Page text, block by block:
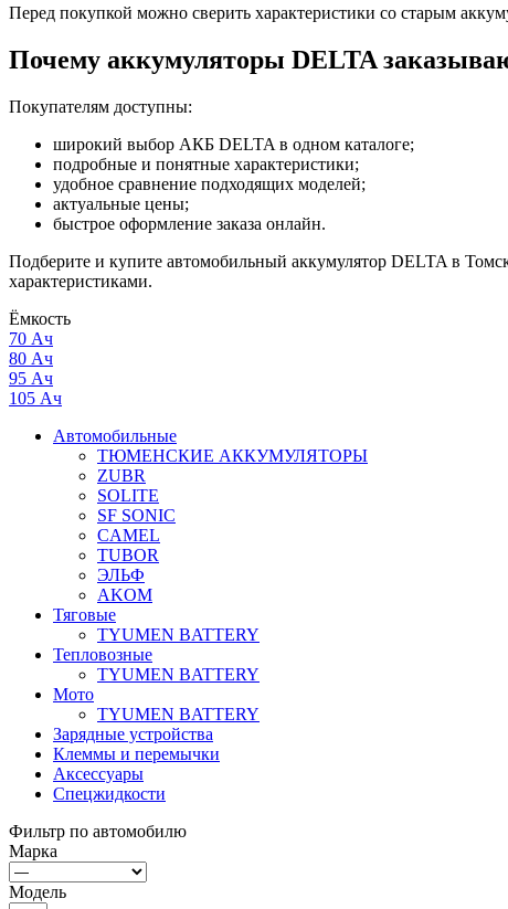
Перед покупкой можно сверить характеристики со старым
Почему аккумуляторы DELTA
Покупателям доступны:
широкий выбор АКБ DELTA в одном каталоге;
подробные и понятные характеристики;
удобное сравнение подходящих моделей;
актуальные цены;
быстрое оформление заказа онлайн.
Подберите и купите автомобильный аккумулятор DELTA в
характеристиками.
Ёмкость
70 Ач
80 Ач
95 Ач
105 Ач
Автомобильные
ТЮМЕНСКИЕ АККУМУЛЯТОРЫ
ZUBR
SOLITE
SF SONIC
CAMEL
TUBOR
ЭЛЬФ
AKOM
Тяговые
TYUMEN BATTERY
Тепловозные
TYUMEN BATTERY
Мото
TYUMEN BATTERY
Зарядные устройства
Клеммы и перемычки
Аксессуары
Спецжидкости
Фильтр по автомобилю
Марка
Модель